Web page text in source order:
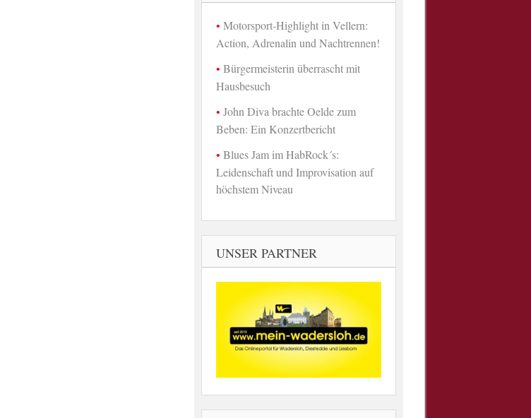
Motorsport-Highlight in Vellern:
Action, Adrenalin und Nachtrennen!
Bürgermeisterin überrascht mit
Hausbesuch
John Diva brachte Oelde zum
Beben: Ein Konzertbericht
Blues Jam im HabRock´s:
Leidenschaft und Improvisation auf
höchstem Niveau
UNSER PARTNER